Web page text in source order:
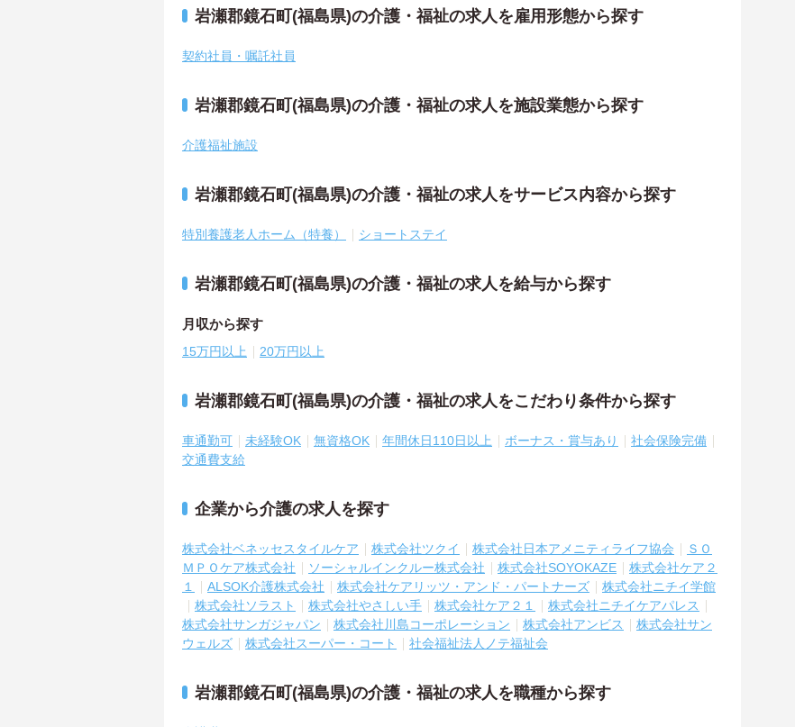
岩瀬郡鏡石町(福島県)の介護・福祉の求人を雇用形態から探す
契約社員・嘱託社員
岩瀬郡鏡石町(福島県)の介護・福祉の求人を施設業態から探す
介護福祉施設
岩瀬郡鏡石町(福島県)の介護・福祉の求人をサービス内容から探す
特別養護老人ホーム（特養） ショートステイ
岩瀬郡鏡石町(福島県)の介護・福祉の求人を給与から探す
月収から探す
15万円以上 20万円以上
岩瀬郡鏡石町(福島県)の介護・福祉の求人をこだわり条件から探す
車通勤可 未経験OK 無資格OK 年間休日110日以上 ボーナス・賞与あり
社会保険完備
交通費支給
企業から介護の求人を探す
株式会社ベネッセスタイルケア 株式会社ツクイ 株式会社日本アメニティライフ協会
ＳＯ
ＭＰＯケア株式会社
ソーシャルインクルー株式会社 株式会社SOYOKAZE
株式会社ケア２
１
ALSOK介護株式会社 株式会社ケアリッツ・アンド・パートナーズ
株式会社ニチイ学館
株式会社ソラスト
株式会社やさしい手 株式会社ケア２１
株式会社ニチイケアパレス
株式会社サンガジャパン
株式会社川島コーポレーション 株式会社アンビス
株式会社サン
ウェルズ
株式会社スーパー・コート 社会福祉法人ノテ福祉会
岩瀬郡鏡石町(福島県)の介護・福祉の求人を職種から探す